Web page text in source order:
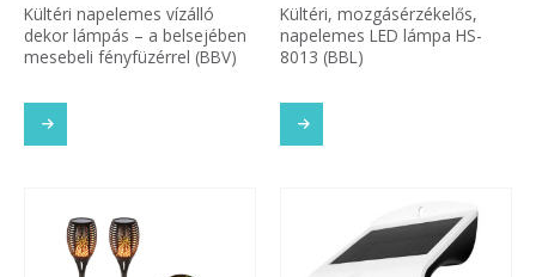
Kültéri napelemes vízálló
dekor lámpás – a belsejében
mesebeli fényfüzérrel (BBV)
Kültéri, mozgásérzékelős,
napelemes LED lámpa HS-
8013 (BBL)